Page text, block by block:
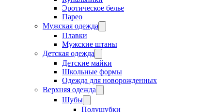
Эротическое белье
Парео
Мужская одежда
Плавки
Мужские штаны
Детская одежда
Детские майки
Школьные формы
Одежда для новорожденных
Верхняя одежда
Шубы
Полушубки